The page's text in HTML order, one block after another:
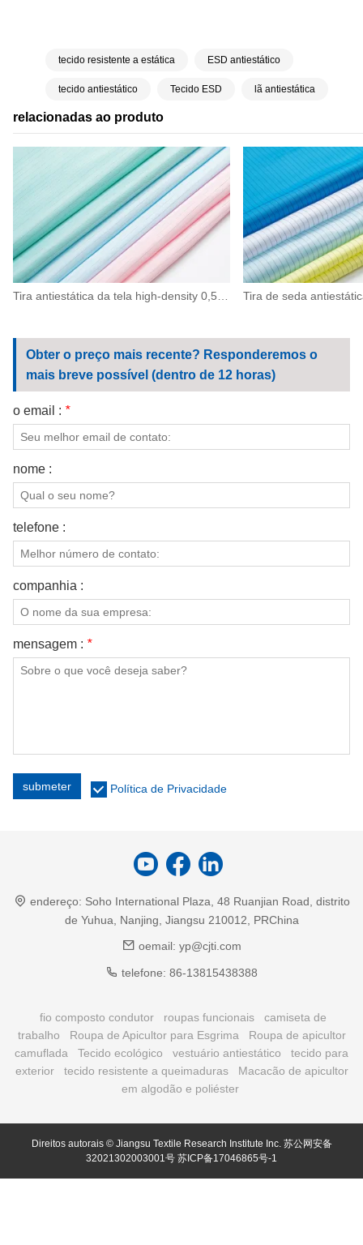
relacionadas ao produto
tecido resistente a estática ESD antiestático
tecido antiestático Tecido ESD lã antiestática
Obter o preço mais recente? Responderemos o
mais breve possível (dentro de 12 horas)
o email : *
nome :
telefone :
companhia :
mensagem : *
submeter Política de Privacidade
endereço: Soho International Plaza, 48 Ruanjian Road, distrito
de Yuhua, Nanjing, Jiangsu 210012, PRChina
oemail: yp@cjti.com
telefone: 86-13815438388
fio composto condutor roupas funcionais
camiseta de
trabalho
Roupa de Apicultor para Esgrima
Roupa de apicultor
camuflada
Tecido ecológico vestuário antiestático
tecido para
exterior
tecido resistente a queimaduras
Macacão de apicultor
em algodão e poliéster
Direitos autorais © Jiangsu Textile Research Institute Inc. 苏公网安备
32021302003001号 苏ICP备17046865号-1